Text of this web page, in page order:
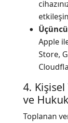
Apple
Store,
4.
ve
Toplanan